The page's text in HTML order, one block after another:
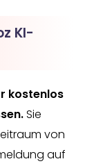
KI-
kostenlos
Sie
von
auf